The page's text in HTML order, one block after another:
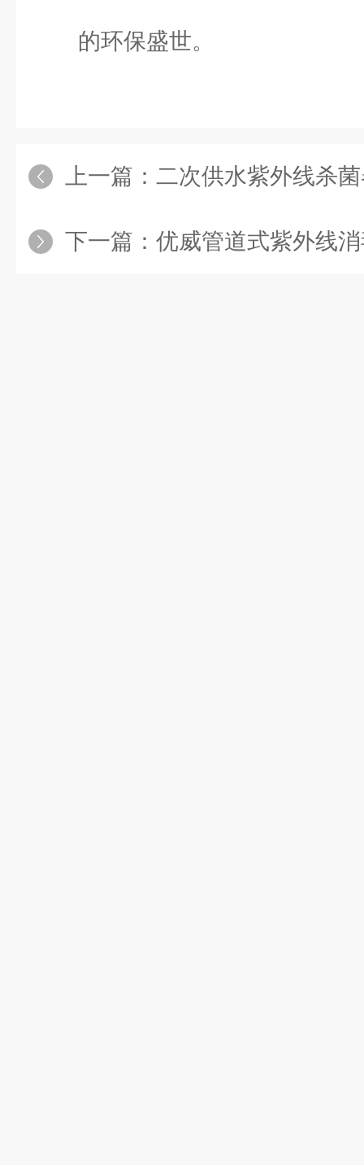
的环保盛世。
上一篇： 二次供水紫外线杀菌器
下一篇： 优威管道式紫外线消毒